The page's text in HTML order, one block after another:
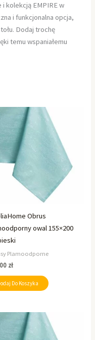
i kolekcją EMPIRE w
i funkcjonalna opcja,
Dodaj trochę
temu wspaniałemu
Obrus
owal 155×200
Plamoodporne
zł
Do Koszyka